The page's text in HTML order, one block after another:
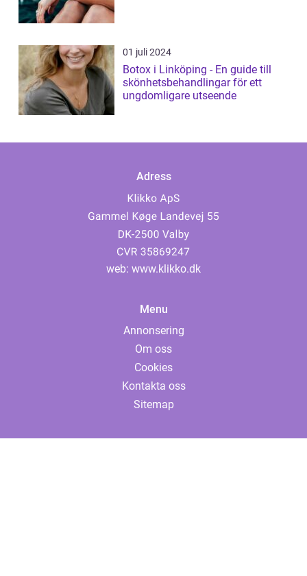
01 juli 2024
Botox i Linköping - En guide till
skönhetsbehandlingar för ett
ungdomligare utseende
Adress
web: www.klikko.dk
Menu
Annonsering
Om oss
Cookies
Kontakta oss
Sitemap